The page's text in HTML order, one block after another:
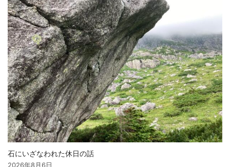
石にいざなわれた休日の話
2026年8月6日